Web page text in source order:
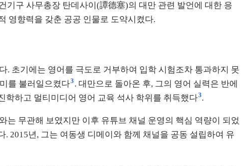
기구 사무총장 탄데사이(譚德塞)의 대만 관련 발언에 대한 응
영향력을 갖춘 공공 인물로 도약시켰다.
초기에는 영어를 극도로 거부하여 입학 시험조차 통과하지 못
를 불러일으켰다3 . 대만으로 돌아온 후, 그의 영어 실력은 반에
하고 멀티미디어 영어 교육 석사 학위를 취득했다3.
는 무관해 보였지만 이후 유튜브 채널 운영의 핵심 역량이 되었
2015년, 그는 여동생 디메이와 함께 채널을 공동 설립하여 유